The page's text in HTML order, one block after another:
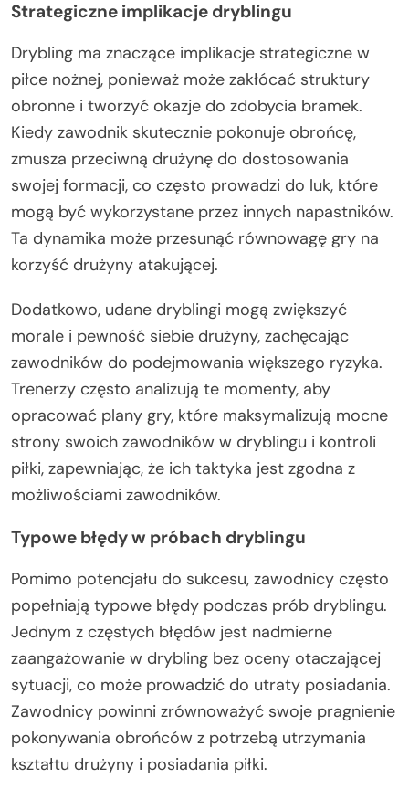
Strategiczne implikacje dryblingu
Drybling ma znaczące implikacje strategiczne w
piłce nożnej, ponieważ może zakłócać struktury
obronne i tworzyć okazje do zdobycia bramek.
Kiedy zawodnik skutecznie pokonuje obrońcę,
zmusza przeciwną drużynę do dostosowania
swojej formacji, co często prowadzi do luk, które
mogą być wykorzystane przez innych napastników.
Ta dynamika może przesunąć równowagę gry na
korzyść drużyny atakującej.
Dodatkowo, udane dryblingi mogą zwiększyć
morale i pewność siebie drużyny, zachęcając
zawodników do podejmowania większego ryzyka.
Trenerzy często analizują te momenty, aby
opracować plany gry, które maksymalizują mocne
strony swoich zawodników w dryblingu i kontroli
piłki, zapewniając, że ich taktyka jest zgodna z
możliwościami zawodników.
Typowe błędy w próbach dryblingu
Pomimo potencjału do sukcesu, zawodnicy często
popełniają typowe błędy podczas prób dryblingu.
Jednym z częstych błędów jest nadmierne
zaangażowanie w drybling bez oceny otaczającej
sytuacji, co może prowadzić do utraty posiadania.
Zawodnicy powinni zrównoważyć swoje pragnienie
pokonywania obrońców z potrzebą utrzymania
kształtu drużyny i posiadania piłki.